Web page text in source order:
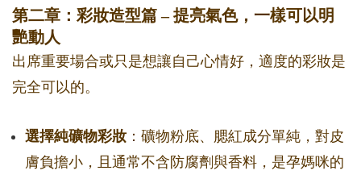
第二章：彩妝造型篇 – 提亮氣色，一樣可以明
艷動人
出席重要場合或只是想讓自己心情好，適度的彩妝是
完全可以的。
選擇純礦物彩妝 ：礦物粉底、腮紅成分單純，對皮
膚負擔小，且通常不含防腐劑與香料，是孕媽咪的